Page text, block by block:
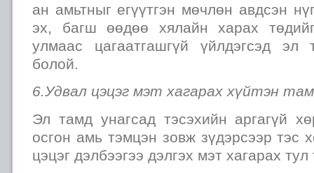
ан амьтныг егүүтгэн мөчлөн авдсэн
эх, багш өөдөө хялайн харах
улмаас цагаатгашгүй үйлдэгсэд эл
болой.
6.Удвал цэцэг мэт хагарах хүйтэн там
Эл тамд унагсад тэсэхийн аргагүй
осгон амь тэмцэн зовж зүдэрсээр тэс
цэцэг дэлбээгээ дэлгэх мэт хагарах